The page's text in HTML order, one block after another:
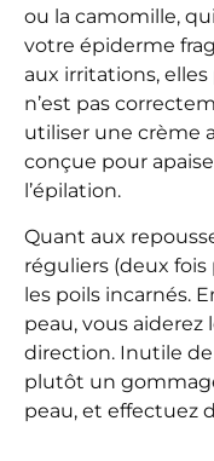
ou la camomille,
votre épiderme
aux irritations,
n’est pas
utiliser une crème
conçue pour
l’épilation.
Quant aux
réguliers (deux
les poils incarnés.
peau, vous aiderez
direction. Inutile
plutôt un
peau, et effectuez